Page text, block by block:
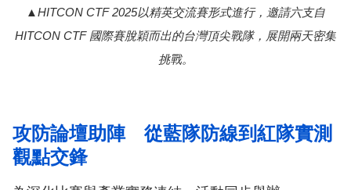
HITCON CTF 2025以精英交流賽形式進行，邀請六支自
HITCON CTF 國際賽脫穎而出的台灣頂尖戰隊，展開兩天密集
挑戰。
攻防論壇助陣 從藍隊防線到紅隊實測
觀點交鋒